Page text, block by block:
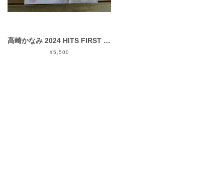
高崎かなみ 2024 HITS FIRST 未開封 BOX
¥5,500